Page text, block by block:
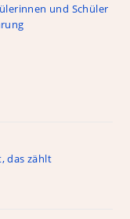
und Schüler
das zählt